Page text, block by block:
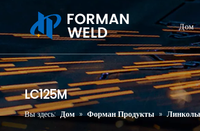
Дом
LC125M
Вы здесь: Дом » Форман Продукты »